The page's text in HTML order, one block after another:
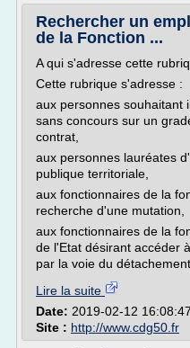
Rechercher un
de la Fonction ...
A qui s'adresse cette
Cette rubrique s'adresse :
aux personnes souhaitant
sans concours sur un
contrat,
aux personnes lauréates
publique territoriale,
aux fonctionnaires de la
recherche d'une mutation,
aux fonctionnaires de la
de l'Etat désirant accéder
par la voie du détachement
Lire la suite
Date: 2019-02-12 16:08:47
Site : http://www.cdg50.fr